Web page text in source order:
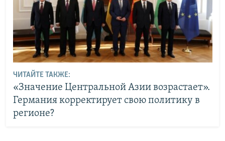
ЧИТАЙТЕ ТАКЖЕ:
«Значение Центральной Азии возрастает».
Германия корректирует свою политику в
регионе?